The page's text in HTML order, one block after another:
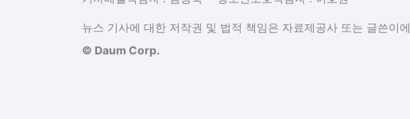
뉴스 기사에 대한 저작권 및 법적 책임은 자료제공사 또는 글쓴이
© Daum Corp.